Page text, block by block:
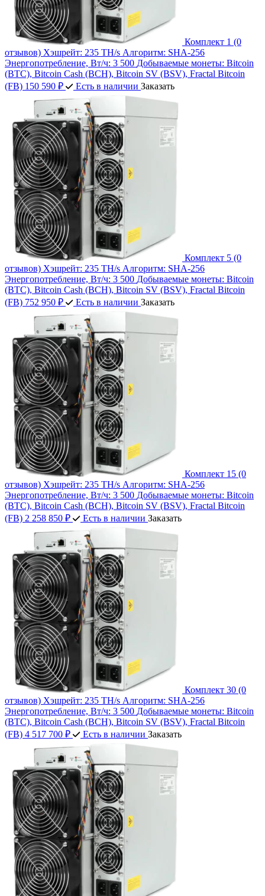
Комплект 1 (0
отзывов) Хэшрейт: 235 TH/s Алгоритм: SHA-256
Энергопотребление, Вт/ч: 3 500 Добываемые монеты: Bitcoin
(BTC), Bitcoin Cash (BCH), Bitcoin SV (BSV), Fractal Bitcoin
(FB) 150 590 ₽ Есть в наличии Заказать
Комплект 5 (0
отзывов) Хэшрейт: 235 TH/s Алгоритм: SHA-256
Энергопотребление, Вт/ч: 3 500 Добываемые монеты: Bitcoin
(BTC), Bitcoin Cash (BCH), Bitcoin SV (BSV), Fractal Bitcoin
(FB) 752 950 ₽ Есть в наличии Заказать
Комплект 15 (0
отзывов) Хэшрейт: 235 TH/s Алгоритм: SHA-256
Энергопотребление, Вт/ч: 3 500 Добываемые монеты: Bitcoin
(BTC), Bitcoin Cash (BCH), Bitcoin SV (BSV), Fractal Bitcoin
(FB) 2 258 850 ₽ Есть в наличии Заказать
Комплект 30 (0
отзывов) Хэшрейт: 235 TH/s Алгоритм: SHA-256
Энергопотребление, Вт/ч: 3 500 Добываемые монеты: Bitcoin
(BTC), Bitcoin Cash (BCH), Bitcoin SV (BSV), Fractal Bitcoin
(FB) 4 517 700 ₽ Есть в наличии Заказать